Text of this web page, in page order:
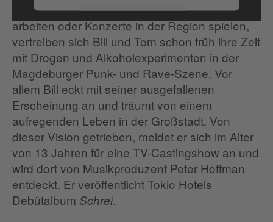
Akzeptieren
Wenn sie nicht gerade im Proberaum an Songs
arbeiten oder Konzerte in der Region spielen,
vertreiben sich Bill und Tom schon früh ihre Zeit
mit Drogen und Alkoholexperimenten in der
Magdeburger Punk- und Rave-Szene. Vor
allem Bill eckt mit seiner ausgefallenen
Erscheinung an und träumt von einem
aufregenden Leben in der Großstadt. Von
dieser Vision getrieben, meldet er sich im Alter
von 13 Jahren für eine TV-Castingshow an und
wird dort von Musikproduzent Peter Hoffman
entdeckt. Er veröffentlicht Tokio Hotels
Debütalbum Schrei.